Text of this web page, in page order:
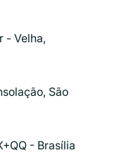
- Velha,
São
- Brasília